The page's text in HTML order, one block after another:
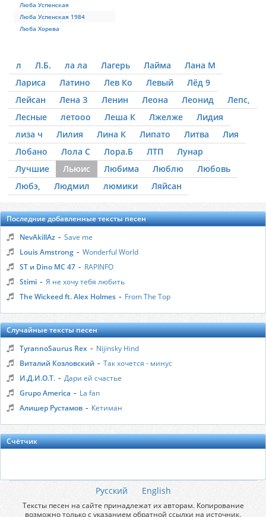
Люба Успенская
Люба Успенская 1984
Люба Хорева
л Л.Б. ла ла Лагерь Лайма
Лана М
Лариса
Латино Лев Ко Левый
Лёд 9
Лейсан
Лена З Ленин Леона Леонид
Лепс,
Лесные
летооо Леша К Лжелже
Лидия
лиза ч
Лилия Лина К Липато Литва
Лия
Лобано
Лола С Лора.Б ЛТП
Лунар
Лучшие
Льюис Любима Люблю
Любовь
Любэ,
Людмил люмики Ляйсан
Последние добавленные тексты песен
NevAkillAz - Save me
Louis Amstrong - Wonderful World
ST и Dino MC 47 - RAPINFO
Stimi - Я не хочу тебя любить
The Wickeed ft. Alex Holmes - From The Top
Случайные тексты песен
TyrannoSaurus Rex - Nijinsky Hind
Виталий Козловский - Так хочется - минус
И.Д.И.О.Т. - Дари ей счастье
Grupo America - La fan
Алишер Рустамов - Кетиман
Счётчик
Русский English
Тексты песен на сайте принадлежат их авторам. Копирование
возможно только с указанием обратной ссылки на источник.